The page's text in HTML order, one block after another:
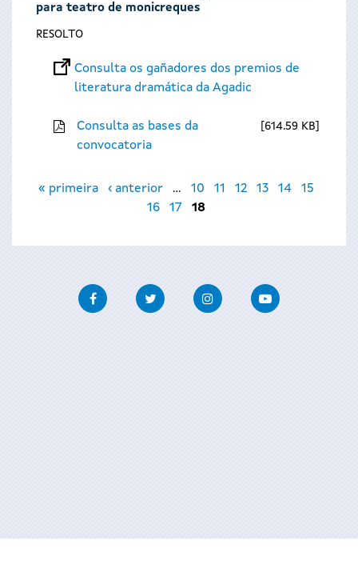
para teatro de monicreques
RESOLTO
Consulta os gañadores dos premios de
literatura dramática da Agadic
Consulta as bases da
convocatoria
614.59 KB
Páxinas
« primeira ‹ anterior … 10 11 12 13 14
15
16
17 18
FacebookTwitter InstagramYoutube